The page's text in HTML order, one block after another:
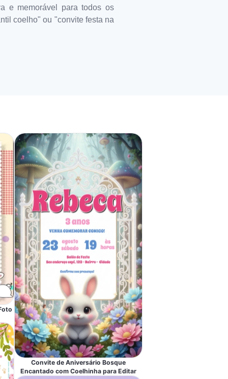
e memorável para todos os
coelho" ou "convite festa na
Convite de Aniversário Bosque
Encantado com Coelhinha para Editar